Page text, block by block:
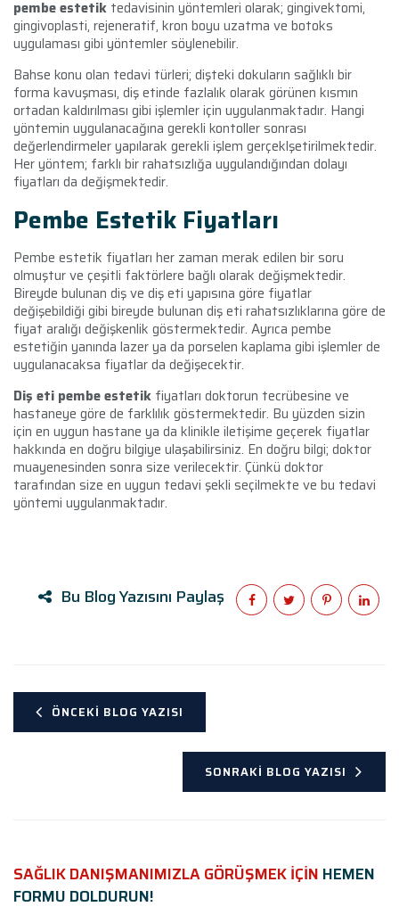
pembe estetik tedavisinin yöntemleri olarak; gingivektomi,
gingivoplasti, rejeneratif, kron boyu uzatma ve botoks
uygulaması gibi yöntemler söylenebilir.
Bahse konu olan tedavi türleri; dişteki dokuların sağlıklı bir
forma kavuşması, diş etinde fazlalık olarak görünen kısmın
ortadan kaldırılması gibi işlemler için uygulanmaktadır. Hangi
yöntemin uygulanacağına gerekli kontoller sonrası
değerlendirmeler yapılarak gerekli işlem gerçeklşetirilmektedir.
Her yöntem; farklı bir rahatsızlığa uygulandığından dolayı
fiyatları da değişmektedir.
Pembe Estetik Fiyatları
Pembe estetik fiyatları her zaman merak edilen bir soru
olmuştur ve çeşitli faktörlere bağlı olarak değişmektedir.
Bireyde bulunan diş ve diş eti yapısına göre fiyatlar
değişebildiği gibi bireyde bulunan diş eti rahatsızlıklarına göre de
fiyat aralığı değişkenlik göstermektedir. Ayrıca pembe
estetiğin yanında lazer ya da porselen kaplama gibi işlemler de
uygulanacaksa fiyatlar da değişecektir.
Diş eti pembe estetik fiyatları doktorun tecrübesine ve
hastaneye göre de farklılık göstermektedir. Bu yüzden sizin
için en uygun hastane ya da klinikle iletişime geçerek fiyatlar
hakkında en doğru bilgiye ulaşabilirsiniz. En doğru bilgi; doktor
muayenesinden sonra size verilecektir. Çünkü doktor
tarafından size en uygun tedavi şekli seçilmekte ve bu tedavi
yöntemi uygulanmaktadır.
Bu Blog Yazısını Paylaş
ÖNCEKI BLOG YAZISI
SONRAKI BLOG YAZISI
SAĞLIK DANIŞMANIMIZLA GÖRÜŞMEK İÇİN HEMEN
FORMU DOLDURUN!